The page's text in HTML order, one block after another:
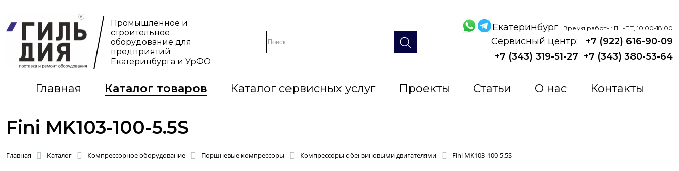
Промышленное и
строительное
оборудование для
предприятий
Екатеринбурга и УрФО
Екатеринбург Время работы: ПН-ПТ, 10:00-18:00
Сервисный центр:
+7 (922) 616-90-09
+7 (343) 319-51-27 +7 (343) 380-53-64
Главная Каталог товаров Каталог сервисных услуг Проекты Статьи О нас Контакты
Fini MK103-100-5.5S
Главная Каталог Компрессорное оборудование Поршневые компрессоры Компрессоры с бензиновыми двигателями Fini MK103-100-5.5S